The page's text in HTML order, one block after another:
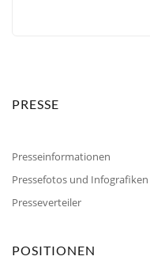
PRESSE
Presseinformationen
Pressefotos und Infografiken
Presseverteiler
POSITIONEN